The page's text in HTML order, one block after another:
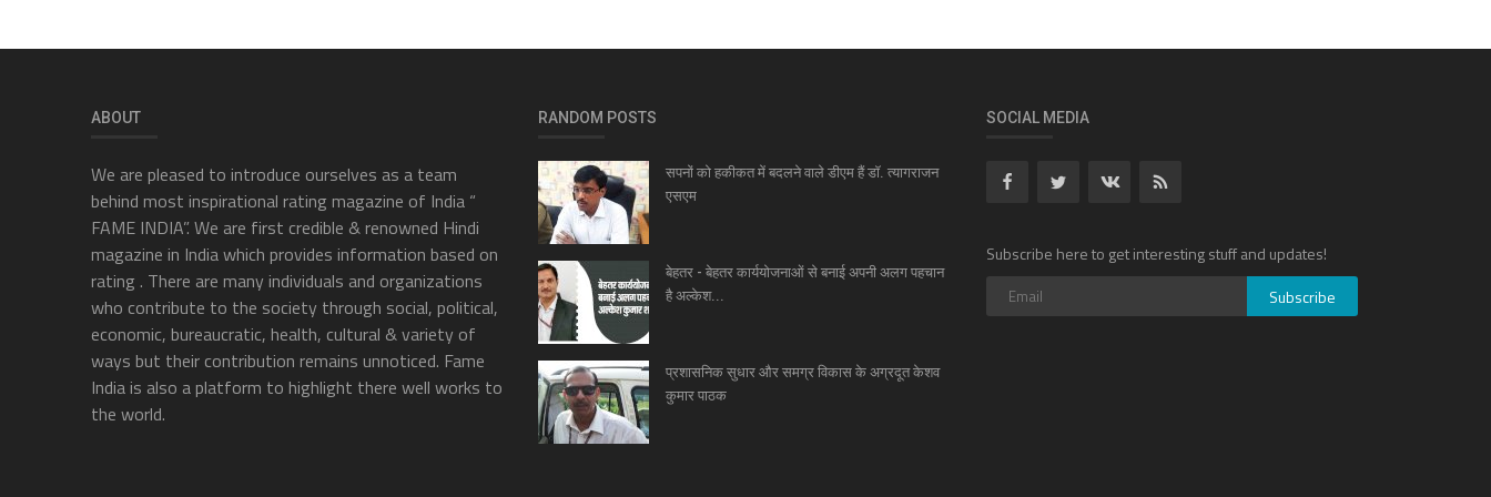
ABOUT
We are pleased to introduce ourselves as a team
behind most inspirational rating magazine of India “
FAME INDIA”. We are first credible & renowned Hindi
magazine in India which provides information based on
rating . There are many individuals and organizations
who contribute to the society through social, political,
economic, bureaucratic, health, cultural & variety of
ways but their contribution remains unnoticed. Fame
India is also a platform to highlight there well works to
the world.
RANDOM POSTS
सपनों को हकीकत में बदलने वाले डीएम हैं डॉ. त्यागराजन
एसएम
बेहतर - बेहतर कार्ययोजनाओं से बनाई अपनी अलग पहचान
है अल्केश...
प्रशासनिक सुधार और समग्र विकास के अग्रदूत केशव
कुमार पाठक
SOCIAL MEDIA
Subscribe here to get interesting stuff and updates!